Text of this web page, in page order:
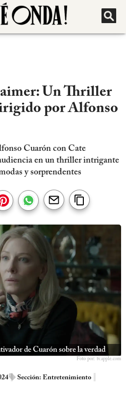
Un Thriller
por Alfonso
Cuarón con Cate
en un thriller intrigante
y sorprendentes
de Cuarón sobre la verdad
Foto por: tv.apple.com
Sección: Entretenimiento